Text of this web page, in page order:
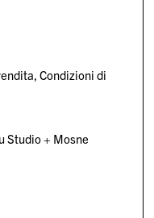
Condizioni di
Studio+ Mosne